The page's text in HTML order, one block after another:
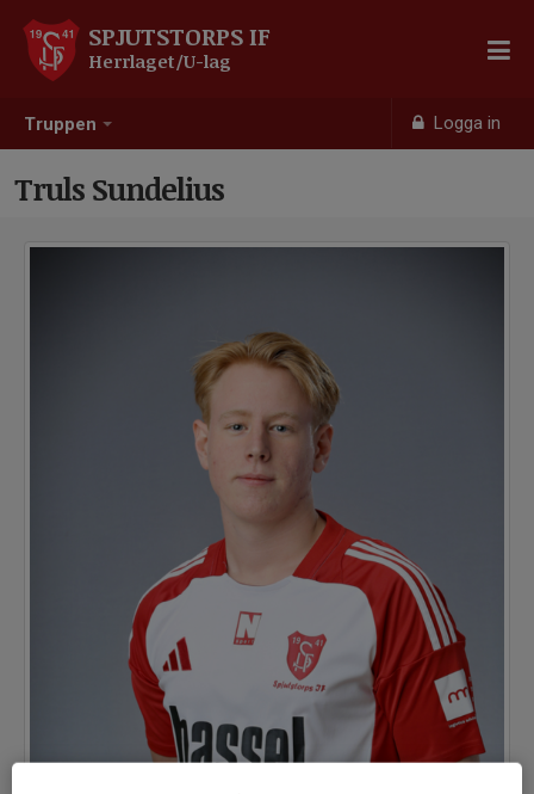
Truppen Logga in
SPJUTSTORPS IF
Herrlaget/U-lag
Truls Sundelius